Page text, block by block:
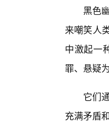
黑色
来嘲笑人
中激起一
罪、悬疑
它们
充满矛盾